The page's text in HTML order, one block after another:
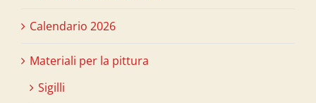
Calendario 2026
Materiali per la pittura
Sigilli